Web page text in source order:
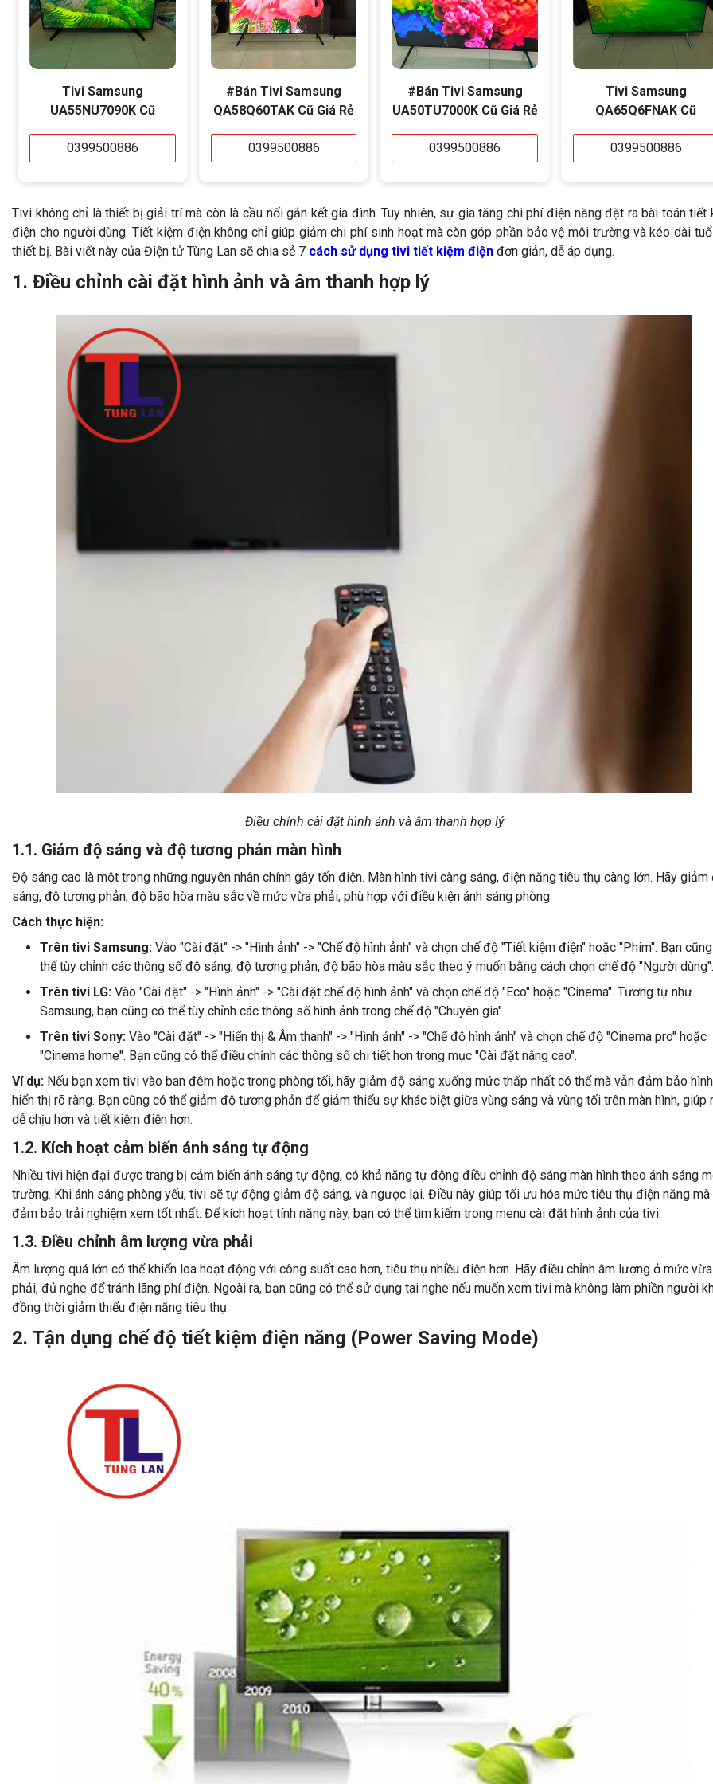
Tivi Samsung
UA55NU7090K Cũ
0399500886
#Bán Tivi Samsung
QA58Q60TAK Cũ Giá Rẻ
0399500886
#Bán Tivi Samsung
UA50TU7000K Cũ Giá Rẻ
0399500886
Tivi Samsung
QA65Q6FNAK Cũ
0399500886
Tivi không chỉ là thiết bị giải trí mà còn là cầu nối gắn kết gia đình. Tuy nhiên, sự gia tăng chi phí điện năng đặt ra bài toán tiết
điện cho người dùng. Tiết kiệm điện không chỉ giúp giảm chi phí sinh hoạt mà còn góp phần bảo vệ môi trường và kéo dài
thiết bị. Bài viết này của Điện tử Tùng Lan sẽ chia sẻ 7 cách sử dụng tivi tiết kiệm điện đơn giản, dễ áp dụng.
1. Điều chỉnh cài đặt hình ảnh và âm thanh hợp lý
Điều chỉnh cài đặt hình ảnh và âm thanh hợp lý
1.1. Giảm độ sáng và độ tương phản màn hình
Độ sáng cao là một trong những nguyên nhân chính gây tốn điện. Màn hình tivi càng sáng, điện năng tiêu thụ càng lớn. Hãy giảm
sáng, độ tương phản, độ bão hòa màu sắc về mức vừa phải, phù hợp với điều kiện ánh sáng phòng.
Cách thực hiện:
Trên tivi Samsung: Vào "Cài đặt" -> "Hình ảnh" -> "Chế độ hình ảnh" và chọn chế độ "Tiết kiệm điện" hoặc "Phim". Bạn
thể tùy chỉnh các thông số độ sáng, độ tương phản, độ bão hòa màu sắc theo ý muốn bằng cách chọn chế độ "Người dùng".
Trên tivi LG: Vào "Cài đặt" -> "Hình ảnh" -> "Cài đặt chế độ hình ảnh" và chọn chế độ "Eco" hoặc "Cinema". Tương tự như
Samsung, bạn cũng có thể tùy chỉnh các thông số hình ảnh trong chế độ "Chuyên gia".
Trên tivi Sony: Vào "Cài đặt" -> "Hiển thị & Âm thanh" -> "Hình ảnh" -> "Chế độ hình ảnh" và chọn chế độ "Cinema pro" hoặc
"Cinema home". Bạn cũng có thể điều chỉnh các thông số chi tiết hơn trong mục "Cài đặt nâng cao".
Ví dụ: Nếu bạn xem tivi vào ban đêm hoặc trong phòng tối, hãy giảm độ sáng xuống mức thấp nhất có thể mà vẫn đảm bảo
hiển thị rõ ràng. Bạn cũng có thể giảm độ tương phản để giảm thiểu sự khác biệt giữa vùng sáng và vùng tối trên màn hình, giúp
dễ chịu hơn và tiết kiệm điện hơn.
1.2. Kích hoạt cảm biến ánh sáng tự động
Nhiều tivi hiện đại được trang bị cảm biến ánh sáng tự động, có khả năng tự động điều chỉnh độ sáng màn hình theo ánh sáng
trường. Khi ánh sáng phòng yếu, tivi sẽ tự động giảm độ sáng, và ngược lại. Điều này giúp tối ưu hóa mức tiêu thụ điện năng mà
đảm bảo trải nghiệm xem tốt nhất. Để kích hoạt tính năng này, bạn có thể tìm kiếm trong menu cài đặt hình ảnh của tivi.
1.3. Điều chỉnh âm lượng vừa phải
Âm lượng quá lớn có thể khiến loa hoạt động với công suất cao hơn, tiêu thụ nhiều điện hơn. Hãy điều chỉnh âm lượng ở mức vừa
phải, đủ nghe để tránh lãng phí điện. Ngoài ra, bạn cũng có thể sử dụng tai nghe nếu muốn xem tivi mà không làm phiền người
đồng thời giảm thiểu điện năng tiêu thụ.
2. Tận dụng chế độ tiết kiệm điện năng (Power Saving Mode)